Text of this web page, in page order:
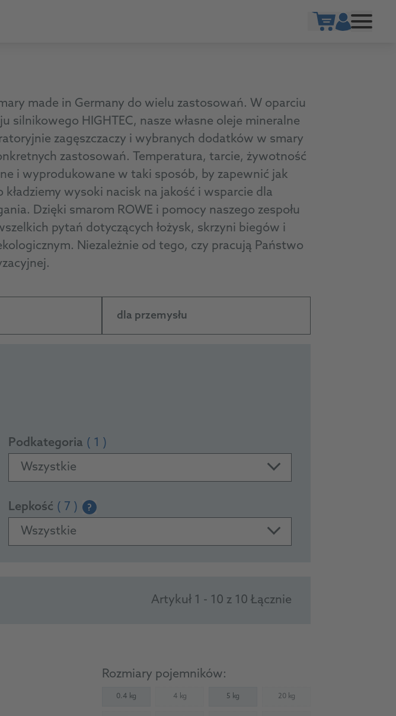
made in Germany do wielu zastosowań. W oparciu
silnikowego HIGHTEC, nasze własne oleje mineralne
zagęszczaczy i wybranych dodatków w smary
zastosowań. Temperatura, tarcie, żywotność
i wyprodukowane w taki sposób, by zapewnić jak
wysoki nacisk na jakość i wsparcie dla
Dzięki smarom ROWE i pomocy naszego zespołu
pytań dotyczących łożysk, skrzyni biegów i
Niezależnie od tego, czy pracują Państwo
dla przemysłu
Podkategoria ( 1 )
Wszystkie
Lepkość ( 7 ) ?
Wszystkie
Artykuł 1 - 10 z 10 Łącznie
Rozmiary pojemników:
0.4 kg 4 kg(Not available) 5 kg 20 kg(Not available)